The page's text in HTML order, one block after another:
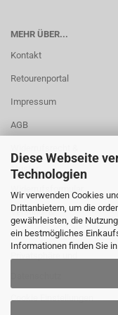
Diese Webseite
Technologien
Wir verwenden Cookies
Drittanbietern, um die
gewährleisten, die
ein bestmögliches
Informationen finden Sie
MEHR ÜBER...
Kontakt
Retourenportal
Impressum
AGB
Muster-
Widerrufsformular
Versand- &
Zahlungsbedingungen
Cookie Einstellungen